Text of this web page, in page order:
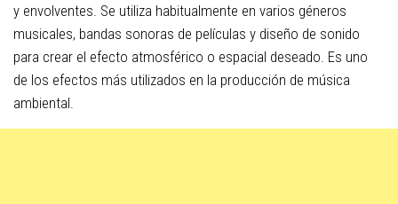
y envolventes. Se utiliza habitualmente en varios géneros
musicales, bandas sonoras de películas y diseño de sonido
para crear el efecto atmosférico o espacial deseado. Es uno
de los efectos más utilizados en la producción de música
ambiental.